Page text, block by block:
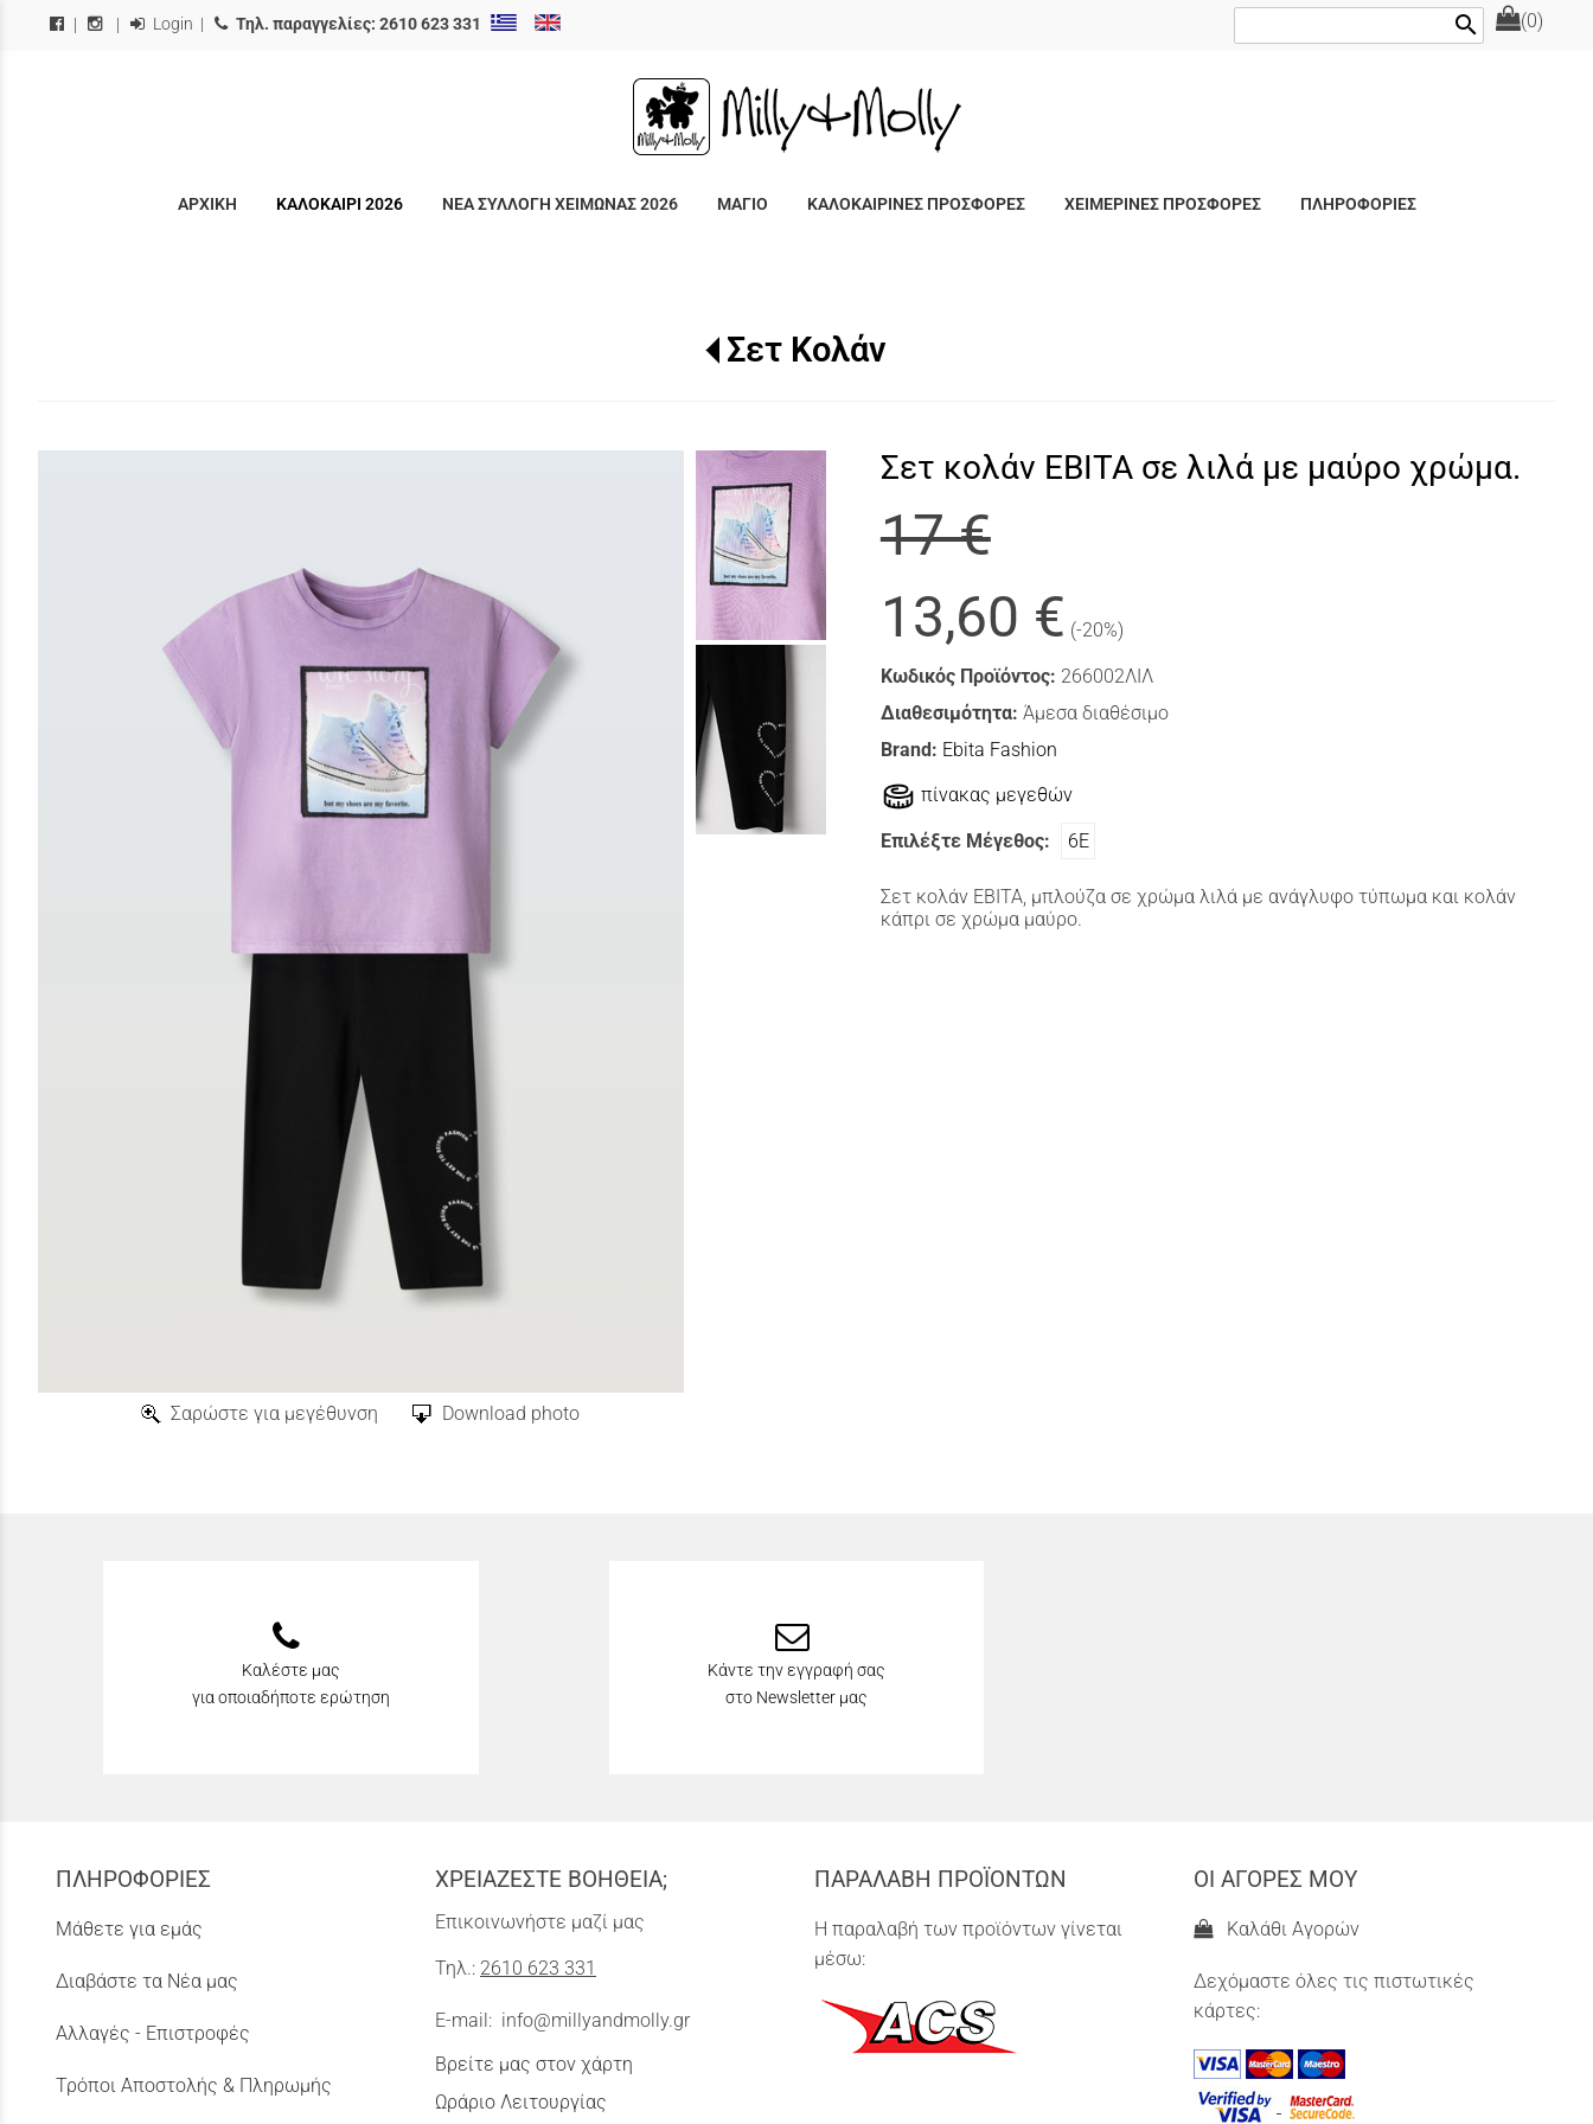
Login | Τηλ. παραγγελίες: 2610 623 331 (0)
search
ΑΡΧΙΚΗ ΚΑΛΟΚΑΙΡΙ 2026 ΝΕΑ ΣΥΛΛΟΓΗ ΧΕΙΜΩΝΑΣ 2026 ΜΑΓΙΟ ΚΑΛΟΚΑΙΡΙΝΕΣ ΠΡΟΣΦΟΡΕΣ ΧΕΙΜΕΡΙΝΕΣ ΠΡΟΣΦΟΡΕΣ ΠΛΗΡΟΦΟΡΙΕΣ
Σετ Κολάν
Σαρώστε για μεγέθυνση Download photo
Σετ κολάν ΕΒΙΤΑ σε λιλά με μαύρο χρώμα.
17 €
13,60 € (-20%)
Κωδικός Προϊόντος: 266002ΛΙΛ
Διαθεσιμότητα: Άμεσα διαθέσιμο
Brand: Ebita Fashion
πίνακας μεγεθών
Επιλέξτε Μέγεθος: 6Ε
Σετ κολάν ΕΒΙΤΑ, μπλούζα σε χρώμα λιλά με ανάγλυφο τύπωμα και κολάν
κάπρι σε χρώμα μαύρο.
Καλέστε μας
για οποιαδήποτε ερώτηση
Κάντε την εγγραφή σας
στο Newsletter μας
ΠΛΗΡΟΦΟΡΙΕΣ
Μάθετε για εμάς
Διαβάστε τα Νέα μας
Αλλαγές - Επιστροφές
Τρόποι Αποστολής & Πληρωμής
ΧΡΕΙΑΖΕΣΤΕ ΒΟΗΘΕΙΑ;
Επικοινωνήστε μαζί μας
Τηλ.: 2610 623 331
E-mail: info@millyandmolly.gr
Βρείτε μας στον χάρτη
Ωράριο Λειτουργίας
ΠΑΡΑΛΑΒΗ ΠΡΟΪΟΝΤΩΝ
Η παραλαβή των προϊόντων γίνεται
μέσω:
ΟΙ ΑΓΟΡΕΣ ΜΟΥ
Καλάθι Αγορών
Δεχόμαστε όλες τις πιστωτικές
κάρτες: